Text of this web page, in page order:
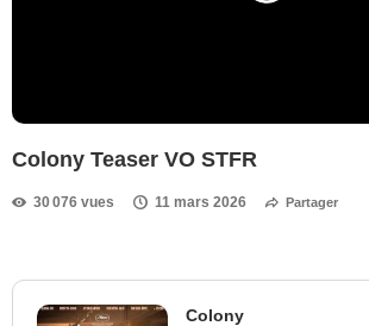
Colony Teaser VO STFR
30 076 vues 11 mars 2026 Partager
Colony